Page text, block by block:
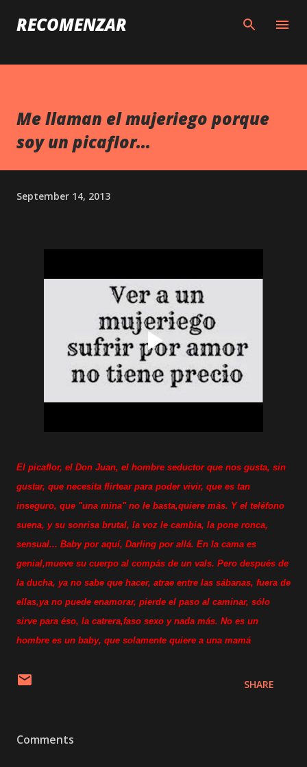
Skip to main content
RECOMENZAR
Me llaman el mujeriego porque
soy un picaflor...
September 14, 2013
El picaflor, el Don Juan, el hombre seductor que nos gusta, sin
gustar, que necesita flirtear para poder vivir, que es tan
inseguro, que "una mina" no le basta,quiere más. Y el teléfono
suena, y su sonrisa brutal, la voz le cambia, la pone ronca,
sensual... Baby por aquí, Darling por allá. En la cama es
genial,mueve su cuerpo al compás de un vals. Pero después de
la ducha, ya no sabe que hacer, atrae entre las sábanas, fuera de
ellas,ya no puede enamorar, pierde el paso al caminar, sólo
sirve para éso, la catrera,faso sexo y nada más. No es un
hombre es un baby, que solamente quiere a una mamá
SHARE
Comments